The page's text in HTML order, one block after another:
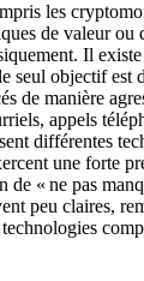
les
de valeur ou
Il
seul objectif est
de manière
appels
différentes
une forte
de « ne pas
peu claires,